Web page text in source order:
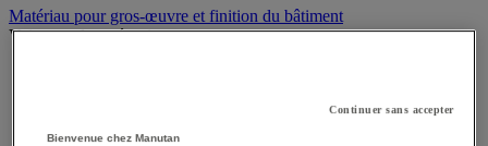
Matériau pour gros-œuvre et finition du bâtiment
Voir toute la catégorie
Enduit et plâtre
Continuer sans accepter
Bienvenue chez Manutan